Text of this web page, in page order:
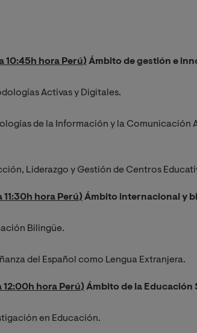
10:45h hora Perú) Ámbito de gestión e
Activas y Digitales.
de la Información y la Comunicación
Liderazgo y Gestión de Centros
11:30h hora Perú) Ámbito internacional y
Bilingüe.
del Español como Lengua Extranjera.
12:00h hora Perú) Ámbito de la Educación
en Educación.